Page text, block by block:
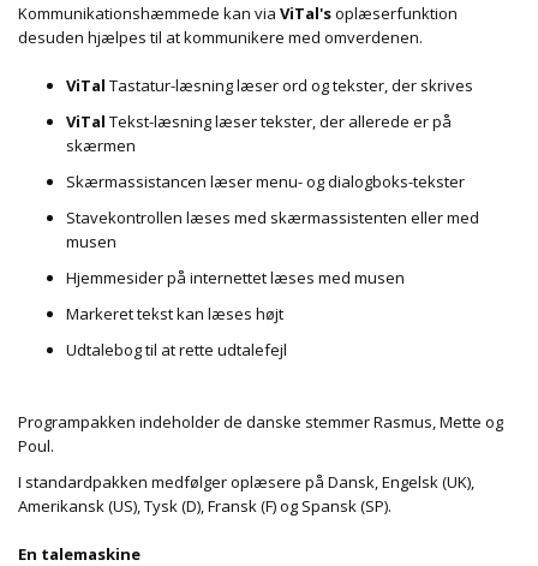
Kommunikationshæmmede kan via ViTal'soplæserfunktion
desuden hjælpes til at kommunikere med omverdenen.
ViTal Tastatur-læsning læser ord og tekster, der skrives
ViTal Tekst-læsning læser tekster, der allerede er på
skærmen
Skærmassistancen læser menu- og dialogboks-tekster
Stavekontrollen læses med skærmassistenten eller med
musen
Hjemmesider på internettet læses med musen
Markeret tekst kan læses højt
Udtalebog til at rette udtalefejl
Programpakken indeholder de danske stemmer Rasmus, Mette og
Poul.
I standardpakken medfølger oplæsere på Dansk, Engelsk (UK),
Amerikansk (US), Tysk (D), Fransk (F) og Spansk (SP).
En talemaskine